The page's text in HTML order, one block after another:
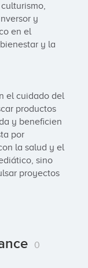
y
en el
y la
el cuidado del
productos
y beneficien
por
la salud y el
sino
proyectos
0